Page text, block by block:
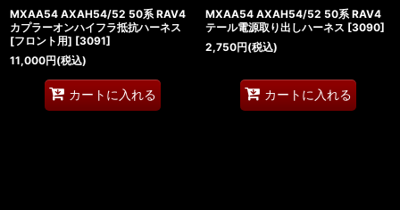
MXAA54 AXAH54/52 50系 RAV4
カプラーオンハイフラ抵抗ハーネス
[フロント用] [3091]
11,000円(税込)
カートに入れる
MXAA54 AXAH54/52 50系 RAV4
テール電源取り出しハーネス [3090]
2,750円(税込)
カートに入れる